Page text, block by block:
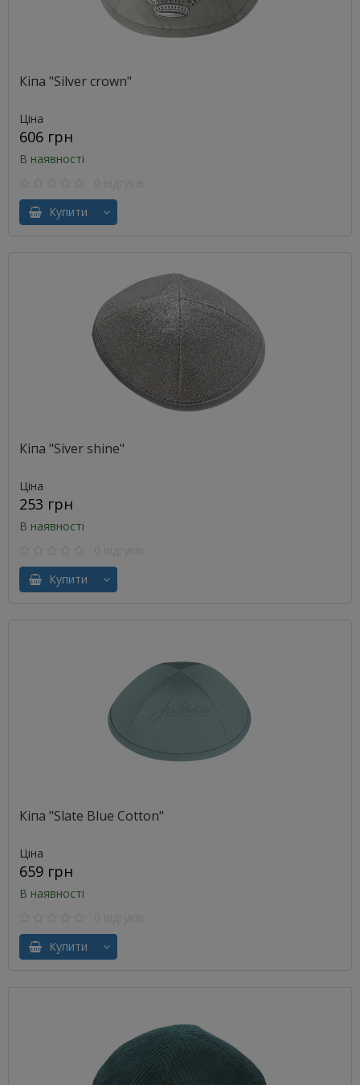
Кіпа "Silver crown"
Ціна
606 грн
В наявності
Купити
Кіпа "Siver shine"
Ціна
253 грн
В наявності
Купити
Кіпа "Slate Blue Cotton"
Ціна
659 грн
В наявності
Купити